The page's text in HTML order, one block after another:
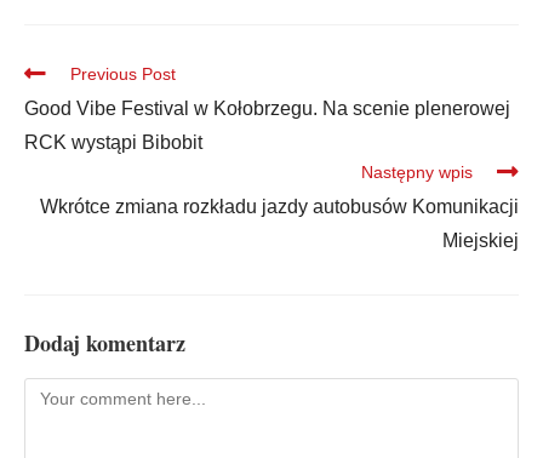
Previous Post
Good Vibe Festival w Kołobrzegu. Na scenie plenerowej
RCK wystąpi Bibobit
Następny wpis
Wkrótce zmiana rozkładu jazdy autobusów Komunikacji
Miejskiej
Dodaj komentarz